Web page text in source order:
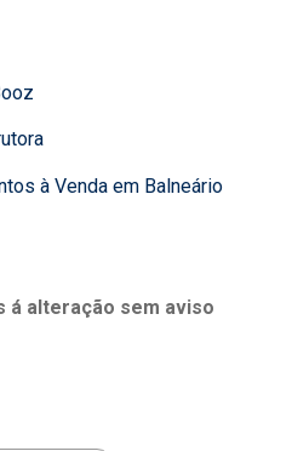
à Venda em Balneário
á alteração sem aviso